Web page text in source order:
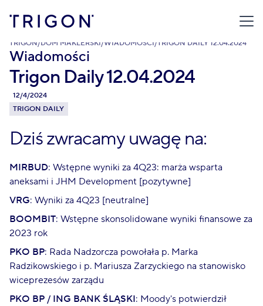
TRIGON/DOM MAKLERSKI/WIADOMOŚCI/ TRIGON DAILY 12.04.2024
Wiadomości
Trigon Daily 12.04.2024
12/4/2024
TRIGON DAILY
Dziś zwracamy uwagę na:
MIRBUD: Wstępne wyniki za 4Q23: marża wsparta
aneksami i JHM Development [pozytywne]
VRG: Wyniki za 4Q23 [neutralne]
BOOMBIT: Wstępne skonsolidowane wyniki finansowe za
2023 rok
PKO BP: Rada Nadzorcza powołała p. Marka
Radzikowskiego i p. Mariusza Zarzyckiego na stanowisko
wiceprezesów zarządu
PKO BP / ING BANK ŚLĄSKI: Moody's potwierdził